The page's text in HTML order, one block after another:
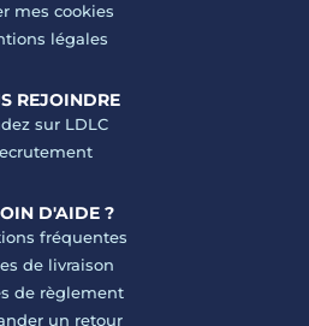
mes cookies
légales
REJOINDRE
sur LDLC
D'AIDE ?
fréquentes
de livraison
de règlement
un retour